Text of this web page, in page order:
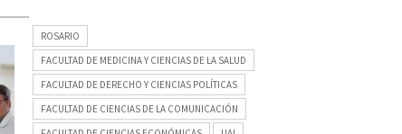
ROSARIO
FACULTAD DE MEDICINA Y CIENCIAS DE LA SALUD
FACULTAD DE DERECHO Y CIENCIAS POLÍTICAS
FACULTAD DE CIENCIAS DE LA COMUNICACIÓN